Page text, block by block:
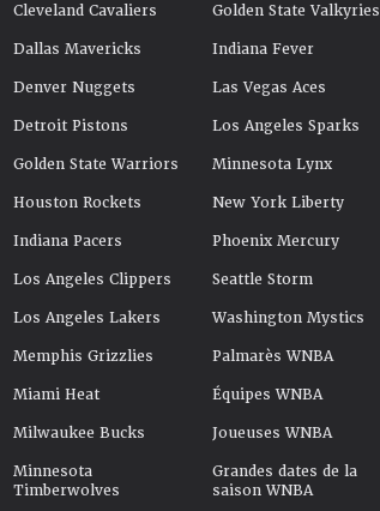
Cleveland Cavaliers
Dallas Mavericks
Denver Nuggets
Detroit Pistons
Golden State Warriors
Houston Rockets
Indiana Pacers
Los Angeles Clippers
Los Angeles Lakers
Memphis Grizzlies
Miami Heat
Milwaukee Bucks
Minnesota
Timberwolves
Golden State Valkyries
Indiana Fever
Las Vegas Aces
Los Angeles Sparks
Minnesota Lynx
New York Liberty
Phoenix Mercury
Seattle Storm
Washington Mystics
Palmarès WNBA
Équipes WNBA
Joueuses WNBA
Grandes dates de la
saison WNBA